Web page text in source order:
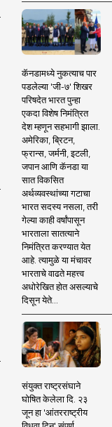
कॅनडामध्ये नुकत्याच पार
पडलेल्या 'जी-७' शिखर
परिषदेत भारत पुन्हा
एकदा विशेष निमंत्रित
देश म्हणून सहभागी झाला.
अमेरिका, ब्रिटन,
फ्रान्स, जर्मनी, इटली,
जपान आणि कॅनडा या
सात विकसित
अर्थव्यवस्थांच्या गटाचा
भारत सदस्य नसला, तरी
गेल्या काही वर्षांपासून
भारताला सातत्याने
निमंत्रित करण्यात येत
आहे. त्यामुळे या मंचावर
भारताचे वाढते महत्त्व
अधोरेखित होत असल्याचे
दिसून येते...
संयुक्त राष्ट्रसंघाने
घोषित केलेला दि. २३
जून हा 'आंतरराष्ट्रीय